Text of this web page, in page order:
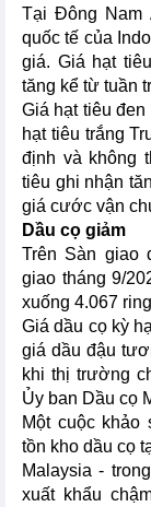
Tại Đông Nam
quốc tế của
giá. Giá hạt
tăng kể từ tuần
Giá hạt tiêu
hạt tiêu trắng
định và không
tiêu ghi nhận
giá cước vận
Dầu cọ giảm
Trên Sàn giao
giao tháng 9/
xuống 4.067
Giá dầu cọ kỳ
giá dầu đậu
khi thị trường
Ủy ban Dầu cọ
Một cuộc khảo
tồn kho dầu cọ
Malaysia -
xuất khẩu